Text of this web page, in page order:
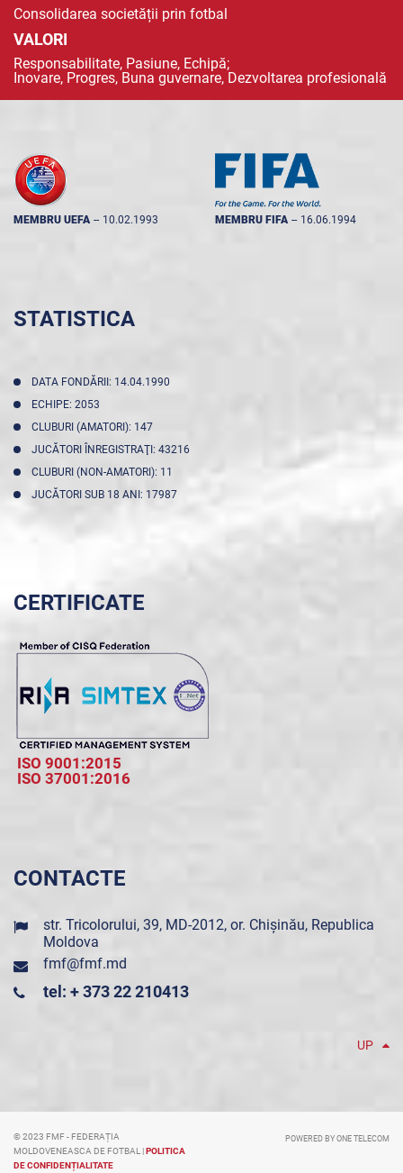
Consolidarea societății prin fotbal
VALORI
Responsabilitate, Pasiune, Echipă;
Inovare, Progres, Buna guvernare, Dezvoltarea profesională
MEMBRU UEFA -- 10.02.1993 MEMBRU FIFA -- 16.06.1994
STATISTICA
DATA FONDĂRII: 14.04.1990
ECHIPE: 2053
CLUBURI (AMATORI): 147
JUCĂTORI ÎNREGISTRAŢI: 43216
CLUBURI (NON-AMATORI): 11
JUCĂTORI SUB 18 ANI: 17987
CERTIFICATE
ISO 9001:2015
ISO 37001:2016
CONTACTE
str. Tricolorului, 39, MD-2012, or. Chișinău, Republica
Moldova
fmf@fmf.md
tel: + 373 22 210413
UP
© 2023 FMF - FEDERAȚIA
MOLDOVENEASCA DE FOTBAL |POLITICA
DE CONFIDENȚIALITATE
POWERED BY ONE TELECOM